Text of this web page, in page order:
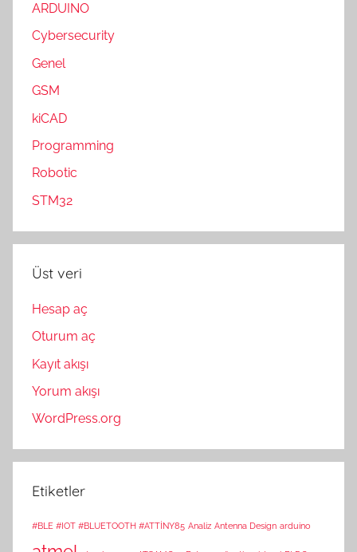
ARDUINO
Cybersecurity
Genel
GSM
kiCAD
Programming
Robotic
STM32
Üst veri
Hesap aç
Oturum aç
Kayıt akışı
Yorum akışı
WordPress.org
Etiketler
#BLE #IOT #BLUETOOTH #ATTİNY85 Analiz Antenna Design arduino